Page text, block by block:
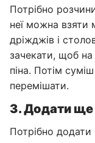
Потрібно
неї можна взяти
дріжджів і
зачекати, щоб на
піна. Потім
перемішати.
3. Додати
Потрібно